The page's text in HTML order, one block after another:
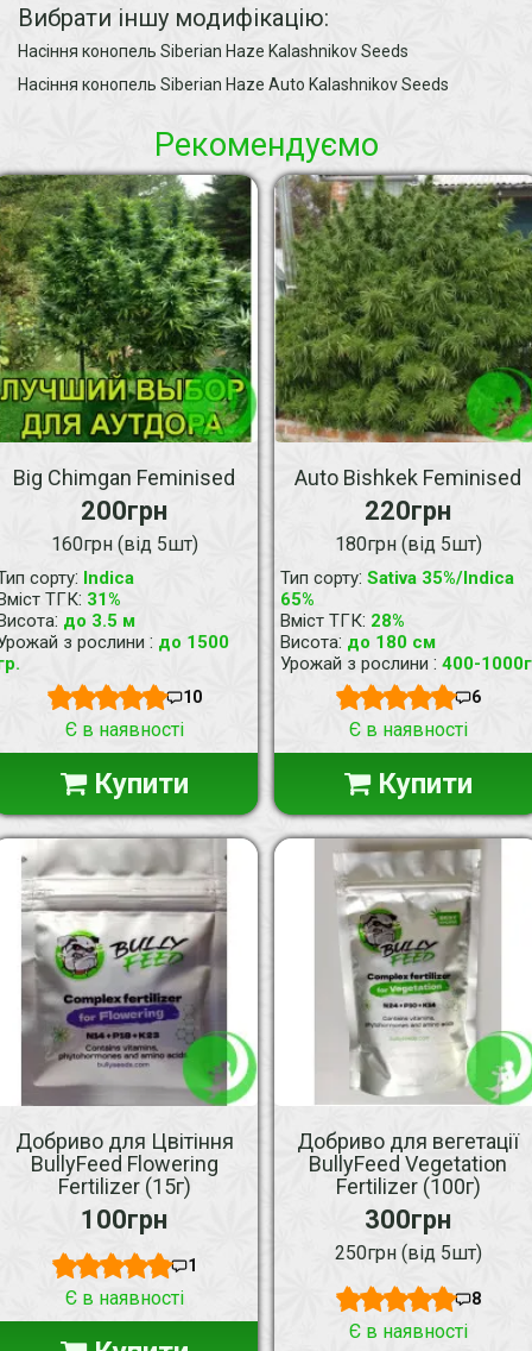
Вибрати іншу модифікацію:
Насіння конопель Siberian Haze Kalashnikov Seeds
Насіння конопель Siberian Haze Auto Kalashnikov Seeds
Рекомендуємо
Big Chimgan Feminised
200грн
160грн (від 5шт)
сорту: Indica
ТГК: 31%
: до 3.5 м
з рослини : до 1500
10
Є в наявності
Купити
Auto Bishkek Feminised
220грн
180грн (від 5шт)
Тип сорту: Sativa 35%/Indica
65%
Вміст ТГК: 28%
Висота: до 180 см
Урожай з рослини : 400-1000г
6
Є в наявності
Купити
Добриво для Цвітіння
BullyFeed Flowering
Fertilizer (15г)
100грн
1
Є в наявності
Добриво для вегетації
BullyFeed Vegetation
Fertilizer (100г)
300грн
250грн (від 5шт)
8
Є в наявності